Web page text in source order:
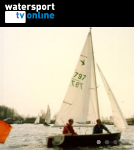
Motorboot-sloep
Contact
● ● ●●